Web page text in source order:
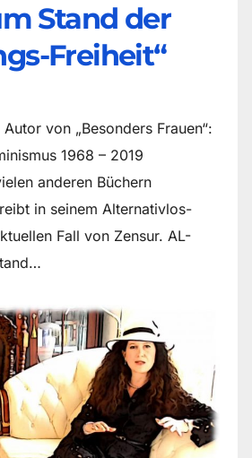
Stand der
Freiheit“
von „Besonders Frauen“:
1968 – 2019
anderen Büchern
in seinem Alternativlos-
Fall von Zensur. AL-